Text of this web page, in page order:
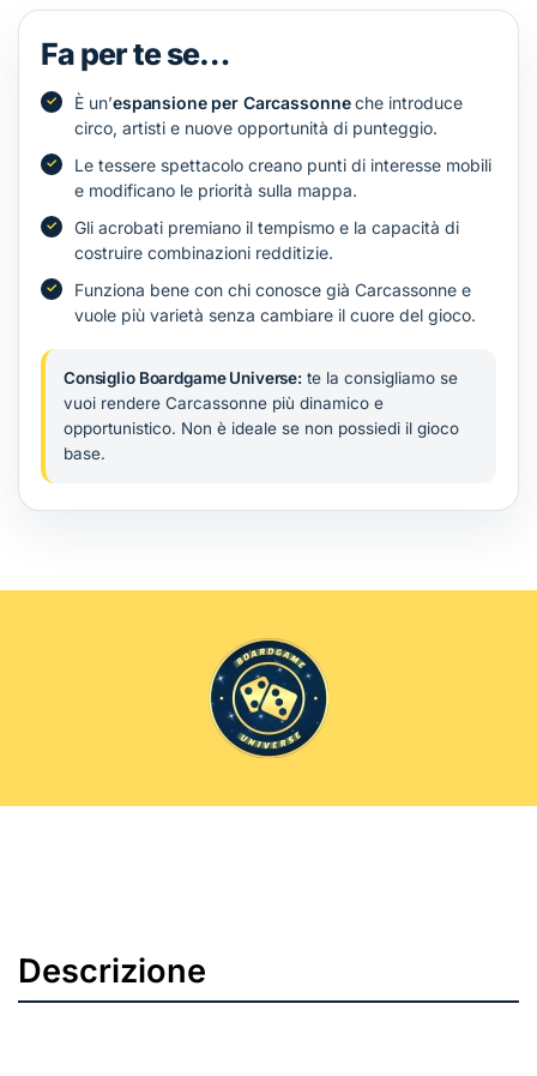
Fa per te se…
È un’espansione per Carcassonneche introduce
circo, artisti e nuove opportunità di punteggio.
Le tessere spettacolo creano punti di interesse mobili
e modificano le priorità sulla mappa.
Gli acrobati premiano il tempismo e la capacità di
costruire combinazioni redditizie.
Funziona bene con chi conosce già Carcassonne e
vuole più varietà senza cambiare il cuore del gioco.
Consiglio Boardgame Universe: te la consigliamo se
vuoi rendere Carcassonne più dinamico e
opportunistico. Non è ideale se non possiedi il gioco
base.
Descrizione